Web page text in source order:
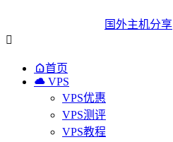
国外主机分享

首页
 VPS
VPS优惠
VPS测评
VPS教程